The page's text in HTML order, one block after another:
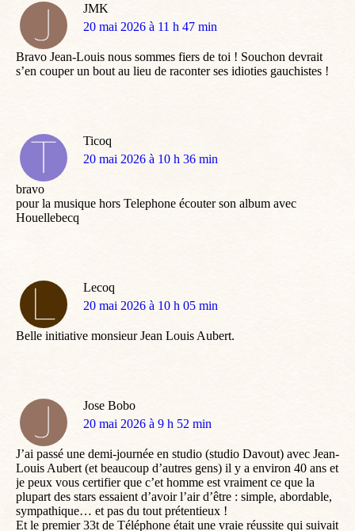
JMK
dit
20 mai 2026 à 11 h 47 min
Bravo Jean-Louis nous sommes fiers de toi ! Souchon devrait
s’en couper un bout au lieu de raconter ses idioties gauchistes !
Ticoq
dit
20 mai 2026 à 10 h 36 min
bravo
pour la musique hors Telephone écouter son album avec
Houellebecq
Lecoq
dit
20 mai 2026 à 10 h 05 min
Belle initiative monsieur Jean Louis Aubert.
Jose Bobo
dit
20 mai 2026 à 9 h 52 min
J’ai passé une demi-journée en studio (studio Davout) avec Jean-
Louis Aubert (et beaucoup d’autres gens) il y a environ 40 ans et
je peux vous certifier que c’et homme est vraiment ce que la
plupart des stars essaient d’avoir l’air d’être : simple, abordable,
sympathique… et pas du tout prétentieux !
Et le premier 33t de Téléphone était une vraie réussite qui suivait